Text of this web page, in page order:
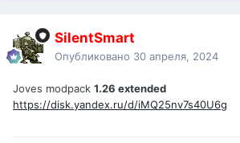
SilentSmart
Опубликовано 30 апреля, 2024
Joves modpack 1.26 extended
https://disk.yandex.ru/d/iMQ25nv7s40U6g